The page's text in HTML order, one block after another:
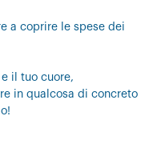
a coprire le spese dei
il tuo cuore,
in qualcosa di concreto